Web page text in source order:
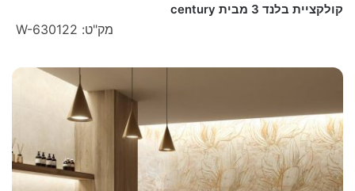
קולקציית בלנד 3 מבית century
מק"ט: W-630122